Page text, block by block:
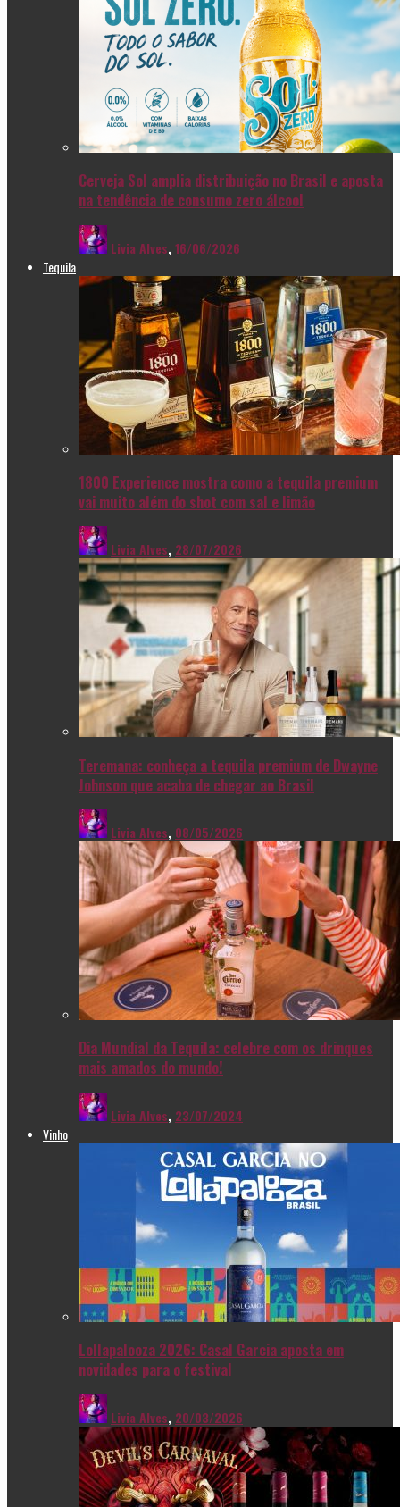
Cerveja Sol amplia distribuição no Brasil e aposta
na tendência de consumo zero álcool
Livia Alves,16/06/2026
Tequila
1800 Experience mostra como a tequila premium
vai muito além do shot com sal e limão
Livia Alves, 28/07/2026
Teremana: conheça a tequila premium de Dwayne
Johnson que acaba de chegar ao Brasil
Livia Alves, 08/05/2026
Dia Mundial da Tequila: celebre com os drinques
mais amados do mundo!
Livia Alves, 23/07/2024
Vinho
Lollapalooza 2026: Casal Garcia aposta em
novidades para o festival
Livia Alves, 20/03/2026